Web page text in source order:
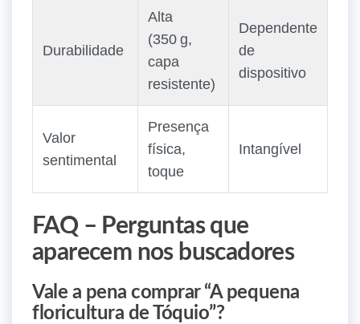
Durabilidade
Alta
(350 g,
capa
resistente)
Dependente
de
dispositivo
Valor
sentimental
Presença
física,
toque
Intangível
FAQ – Perguntas que
aparecem nos buscadores
Vale a pena comprar “A pequena
floricultura de Tóquio”?